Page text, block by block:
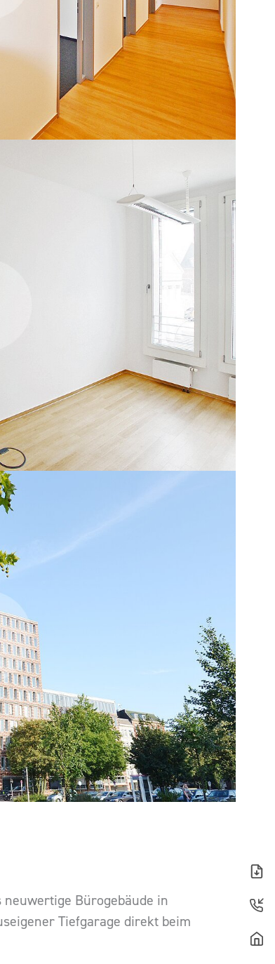
Bürogebäude in
Tiefgarage direkt beim